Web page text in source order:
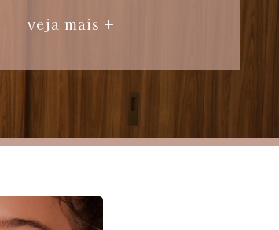
veja mais +